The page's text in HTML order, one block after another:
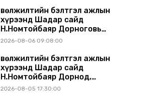
Өвөлжилтийн бэлтгэл ажлын
хүрээнд Шадар сайд
Н.Номтойбаяр Дорноговь
аймагт ажиллав
2026-08-06 09:08:00
Өвөлжилтийн бэлтгэл ажлын
хүрээнд Шадар сайд
Н.Номтойбаяр Дорнод,
Сүхбаатар аймагт ажиллав
2026-08-05 17:30:00